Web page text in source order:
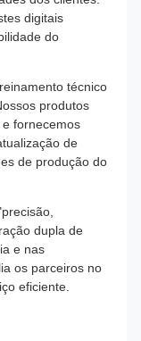
digitais
do
técnico
produtos
fornecemos
de
de produção do
dupla de
e nas
os parceiros no
eficiente.